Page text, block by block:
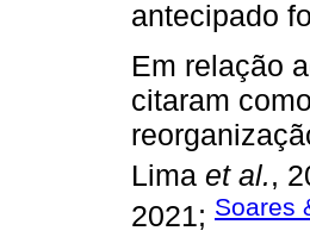
antecipado
Em relação
citaram
Lima et al.,
2021; Soares